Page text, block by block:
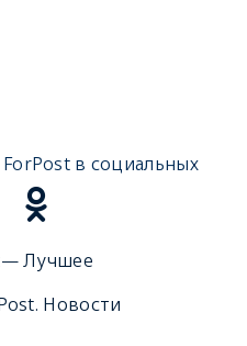
в социальных
Лучшее
Новости